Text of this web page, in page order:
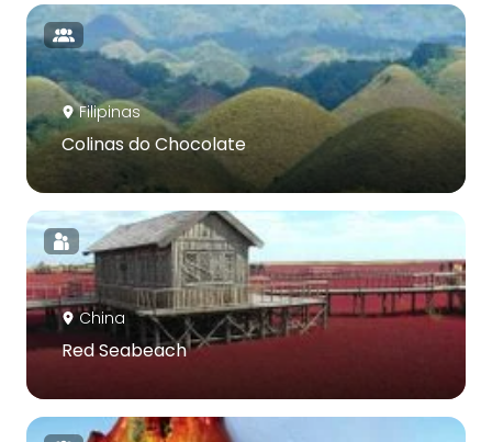
Filipinas
Colinas do Chocolate
China
Red Seabeach